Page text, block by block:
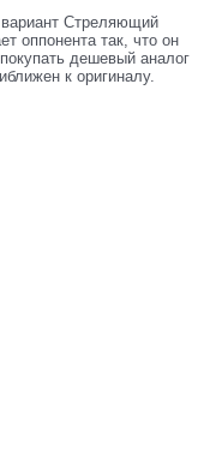
Стреляющий
оппонента так, что он
дешевый аналог
к оригиналу.